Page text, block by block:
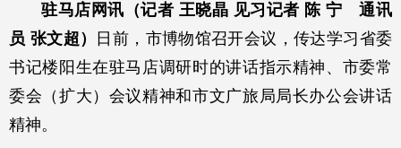
驻马店网讯（记者 王晓晶 见习记者 陈 宁 通讯
员 张文超）
日前，市博物馆召开会议，传达学习省委
书记楼阳生在驻马店调研时的讲话指示精神、市委常
委会（扩大）会议精神和市文广旅局局长办公会讲话
精神。